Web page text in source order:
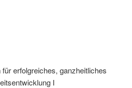
erfolgreiches, ganzheitliches
I